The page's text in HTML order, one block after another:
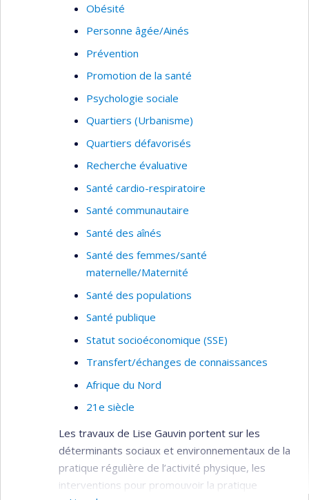
Obésité
Personne âgée/Ainés
Prévention
Promotion de la santé
Psychologie sociale
Quartiers (Urbanisme)
Quartiers défavorisés
Recherche évaluative
Santé cardio-respiratoire
Santé communautaire
Santé des aînés
Santé des femmes/santé
maternelle/Maternité
Santé des populations
Santé publique
Statut socioéconomique (SSE)
Transfert/échanges de connaissances
Afrique du Nord
21e siècle
Les travaux de Lise Gauvin portent sur les
déterminants sociaux et environnementaux de la
pratique régulière de l’activité physique, les
interventions pour promouvoir la pratique